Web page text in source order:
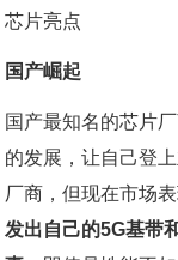
芯片亮点
国产崛起
国产最知名的芯片
的发展，让自己登
厂商，但现在市场
发出自己的5G基带